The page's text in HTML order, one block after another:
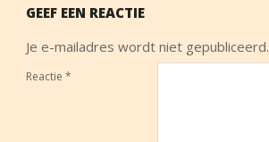
GEEF EEN REACTIE
Je e-mailadres wordt niet gepubliceerd.
Reactie *